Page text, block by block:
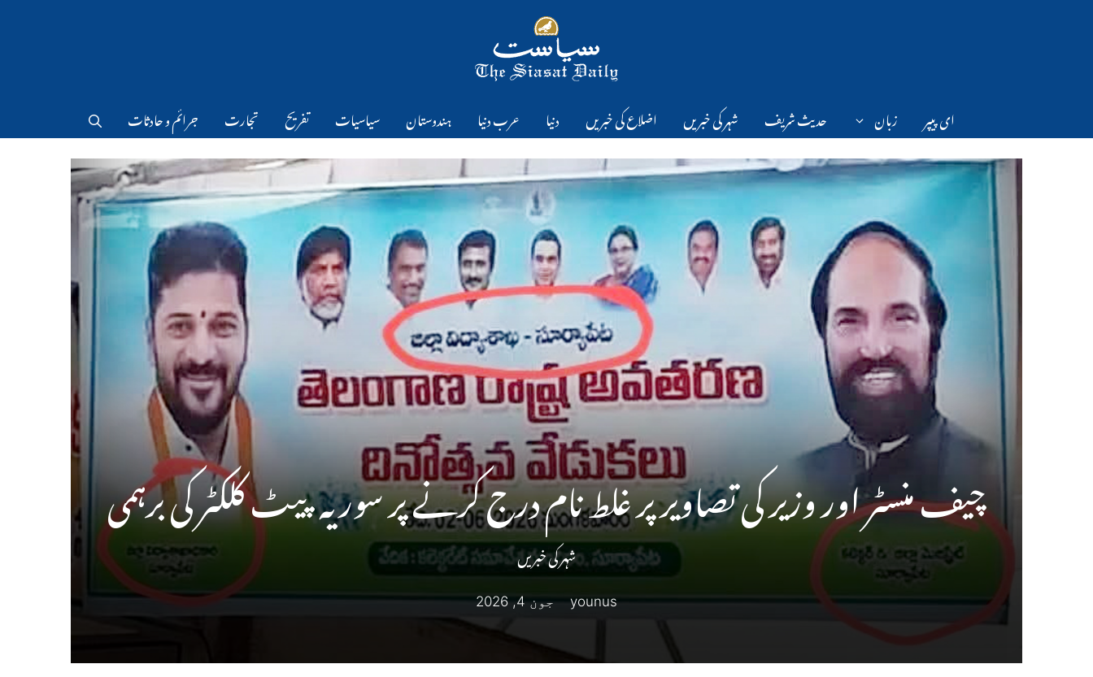
ای پیپر زبان حدیث شریف شہر کی خبریں اضلاع کی خبریں دنیا عرب دنیا ہندوستان سیاسیات تفریح تجارت جرائم و حادثات
چیف منسٹر اور وزیر کی تصاویر پر غلط نام درج کرنے پر سوریہ پیٹ کلکٹر کی برہمی
شہر کی خبریں
younus جون 4, 2026